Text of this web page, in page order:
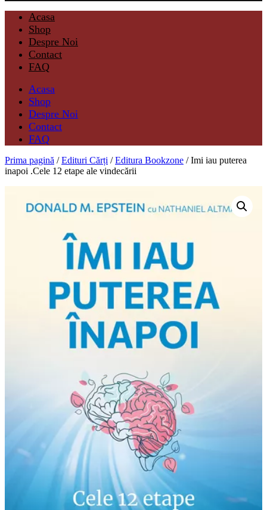
Acasa
Shop
Despre Noi
Contact
FAQ
Acasa
Shop
Despre Noi
Contact
FAQ
Prima pagină /Edituri Cărți /Editura Bookzone / Imi iau puterea
inapoi .Cele 12 etape ale vindecării